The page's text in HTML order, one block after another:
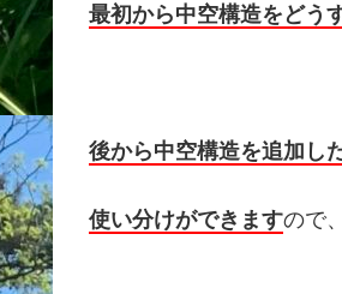
最初から中空構造をどう
後から中空構造を追加し
使い分けができますので、